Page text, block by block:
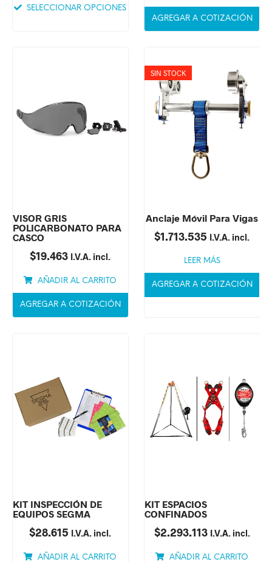
SELECCIONAR OPCIONES
AGREGAR A COTIZACIÓN
VISOR GRIS
POLICARBONATO PARA
CASCO
$19.463 I.V.A. incl.
AÑADIR AL CARRITO
AGREGAR A COTIZACIÓN
SIN STOCK
Anclaje Móvil Para Vigas
$1.713.535 I.V.A. incl.
LEER MÁS
AGREGAR A COTIZACIÓN
KIT INSPECCIÓN DE
EQUIPOS SEGMA
$28.615 I.V.A. incl.
AÑADIR AL CARRITO
KIT ESPACIOS
CONFINADOS
$2.293.113 I.V.A. incl.
AÑADIR AL CARRITO